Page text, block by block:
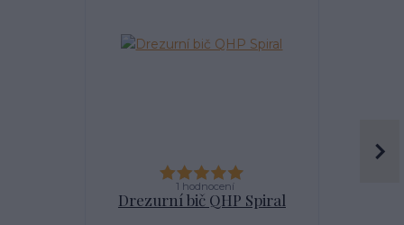
1 hodnocení
Drezurní bič QHP Spiral